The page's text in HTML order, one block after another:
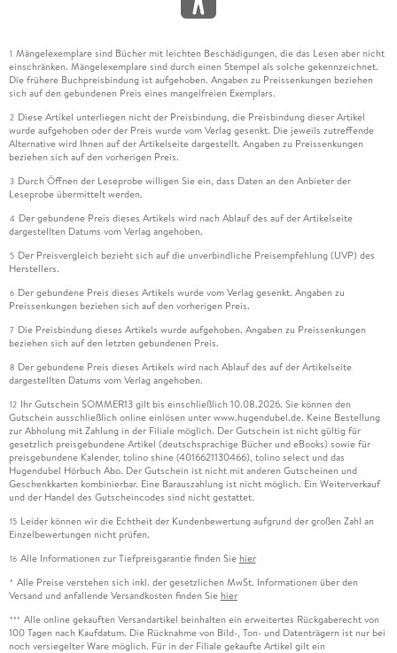
1 Mängelexemplare sind Bücher mit leichten Beschädigungen, die das Lesen aber nicht
einschränken. Mängelexemplare sind durch einen Stempel als solche gekennzeichnet.
Die frühere Buchpreisbindung ist aufgehoben. Angaben zu Preissenkungen beziehen
sich auf den gebundenen Preis eines mangelfreien Exemplars.
2 Diese Artikel unterliegen nicht der Preisbindung, die Preisbindung dieser Artikel
wurde aufgehoben oder der Preis wurde vom Verlag gesenkt. Die jeweils zutreffende
Alternative wird Ihnen auf der Artikelseite dargestellt. Angaben zu Preissenkungen
beziehen sich auf den vorherigen Preis.
3 Durch Öffnen der Leseprobe willigen Sie ein, dass Daten an den Anbieter der
Leseprobe übermittelt werden.
4 Der gebundene Preis dieses Artikels wird nach Ablauf des auf der Artikelseite
dargestellten Datums vom Verlag angehoben.
5 Der Preisvergleich bezieht sich auf die unverbindliche Preisempfehlung (UVP) des
Herstellers.
6 Der gebundene Preis dieses Artikels wurde vom Verlag gesenkt. Angaben zu
Preissenkungen beziehen sich auf den vorherigen Preis.
7 Die Preisbindung dieses Artikels wurde aufgehoben. Angaben zu Preissenkungen
beziehen sich auf den letzten gebundenen Preis.
8 Der gebundene Preis dieses Artikels wird nach Ablauf des auf der Artikelseite
dargestellten Datums vom Verlag angehoben.
12 Ihr Gutschein SOMMER13 gilt bis einschließlich 10.08.2026. Sie können den
Gutschein ausschließlich online einlösen unter www.hugendubel.de. Keine Bestellung
zur Abholung mit Zahlung in der Filiale möglich. Der Gutschein ist nicht gültig für
gesetzlich preisgebundene Artikel (deutschsprachige Bücher und eBooks) sowie für
preisgebundene Kalender, tolino shine (4016621130466), tolino select und das
Hugendubel Hörbuch Abo. Der Gutschein ist nicht mit anderen Gutscheinen und
Geschenkkarten kombinierbar. Eine Barauszahlung ist nicht möglich. Ein Weiterverkauf
und der Handel des Gutscheincodes sind nicht gestattet.
15 Leider können wir die Echtheit der Kundenbewertung aufgrund der großen Zahl an
Einzelbewertungen nicht prüfen.
16 Alle Informationen zur Tiefpreisgarantie finden Sie hier
* Alle Preise verstehen sich inkl. der gesetzlichen MwSt. Informationen über den
Versand und anfallende Versandkosten finden Sie hier
*** Alle online gekauften Versandartikel beinhalten ein erweitertes Rückgaberecht von
100 Tagen nach Kaufdatum. Die Rücknahme von Bild-, Ton- und Datenträgern ist nur bei
noch versiegelter Ware möglich. Für in der Filiale gekaufte Artikel gilt ein